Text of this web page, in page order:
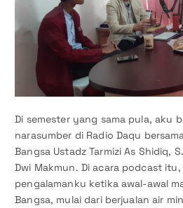
Di semester yang sama pula, aku
narasumber di Radio Daqu
Bangsa Ustadz Tarmizi As Shidiq,
Dwi Makmun. Di acara podcast
pengalamanku ketika awal-awal
Bangsa, mulai dari berjualan air